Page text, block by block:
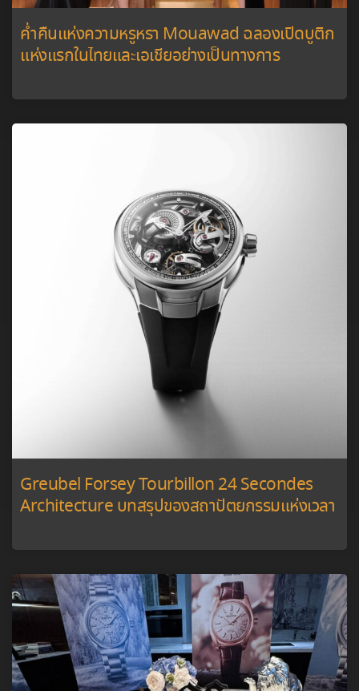
ค่ำคืนแห่งความหรูหรา Mouawad ฉลองเปิดบูติก
แห่งแรกในไทยและเอเชียอย่างเป็นทางการ
Greubel Forsey Tourbillon 24 Secondes
Architecture บทสรุปของสถาปัตยกรรมแห่งเวลา